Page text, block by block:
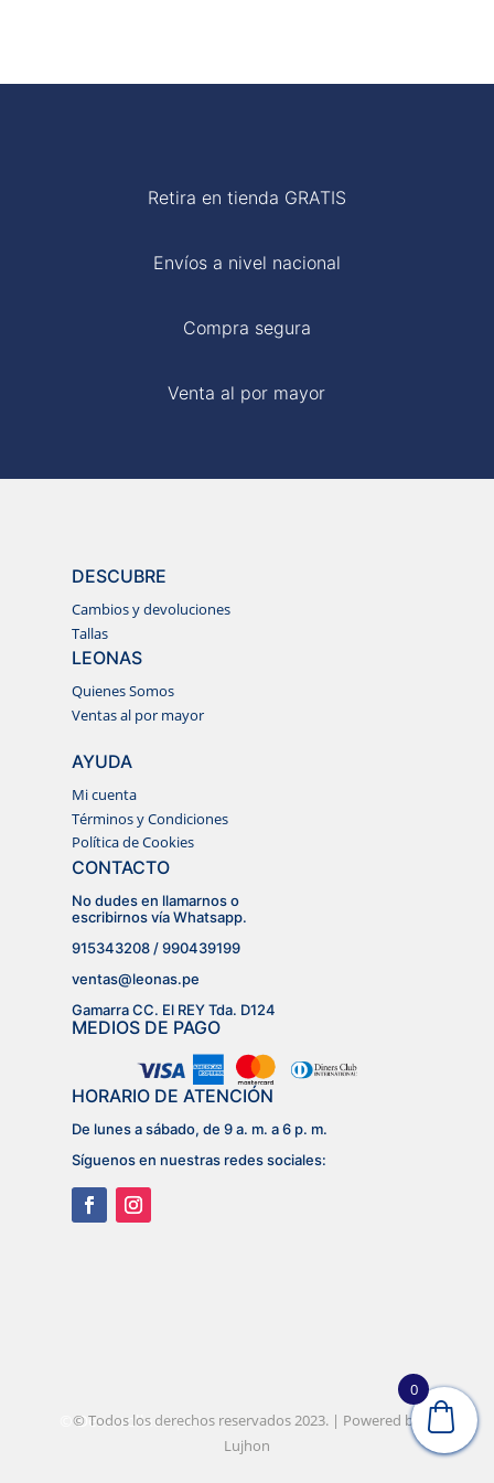
Retira en tienda GRATIS
Envíos a nivel nacional
Compra segura
Venta al por mayor
DESCUBRE
Cambios y devoluciones
Tallas
LEONAS
Quienes Somos
Ventas al por mayor
AYUDA
Mi cuenta
Términos y Condiciones
Política de Cookies
CONTACTO
No dudes en llamarnos o
escribirnos vía Whatsapp.
915343208 / 990439199
ventas@leonas.pe
Gamarra CC. El REY Tda. D124
MEDIOS DE PAGO
HORARIO DE ATENCIÓN
De lunes a sábado, de 9 a. m. a 6 p. m.
Síguenos en nuestras redes sociales:
© Desarrollado porLujhon – Agencia de Marketing
Digital
© Todos los derechos reservados 2023. | Powered by
Lujhon
0